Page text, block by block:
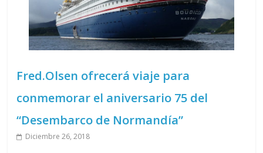
Fred.Olsen ofrecerá viaje para
conmemorar el aniversario 75 del
“Desembarco de Normandía”
Diciembre 26, 2018